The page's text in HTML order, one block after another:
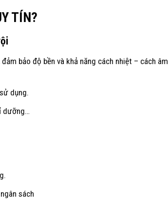
TÍN?
bảo độ bền và khả năng cách nhiệt – cách âm
dụng.
dưỡng…
sách